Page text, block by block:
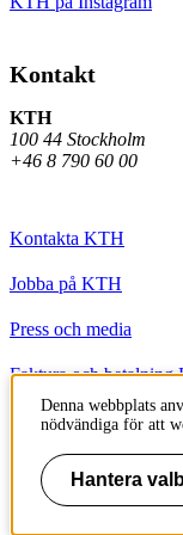
Kontakt
KTH
100 44 Stockholm
+46 8 790 60 00
Kontakta KTH
Jobba på KTH
Press och media
Faktura och betalning
Om KTH:s
Denna webbplats
nödvändiga för att
Hantera